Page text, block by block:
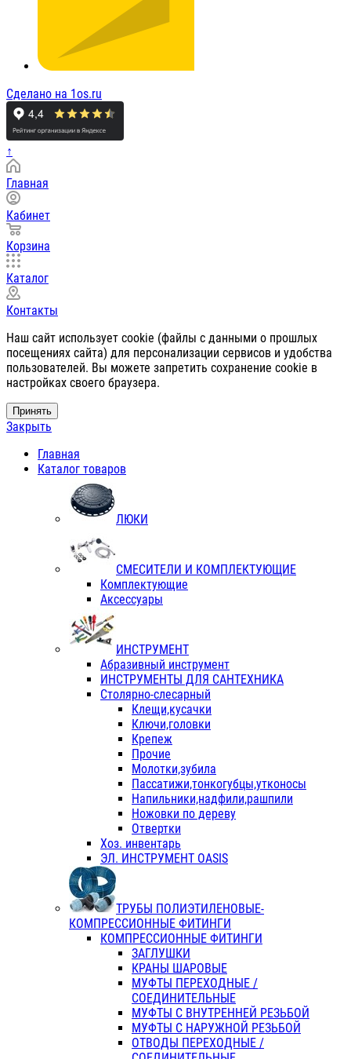
Сделано на 1os.ru
↑
Главная
Кабинет
Корзина
Каталог
Контакты
Наш сайт использует cookie (файлы с данными о прошлых
посещениях сайта) для персонализации сервисов и удобства
пользователей. Вы можете запретить сохранение cookie в
настройках своего браузера.
Принять
Закрыть
Главная
Каталог товаров
ЛЮКИ
СМЕСИТЕЛИ И КОМПЛЕКТУЮЩИЕ
Комплектующие
Аксессуары
ИНСТРУМЕНТ
Абразивный инструмент
ИНСТРУМЕНТЫ ДЛЯ САНТЕХНИКА
Столярно-слесарный
Клещи,кусачки
Ключи,головки
Крепеж
Прочие
Молотки,зубила
Пассатижи,тонкогубцы,утконосы
Напильники,надфили,рашпили
Ножовки по дереву
Отвертки
Хоз. инвентарь
ЭЛ. ИНСТРУМЕНТ OASIS
ТРУБЫ ПОЛИЭТИЛЕНОВЫЕ-
КОМПРЕССИОННЫЕ ФИТИНГИ
КОМПРЕССИОННЫЕ ФИТИНГИ
ЗАГЛУШКИ
КРАНЫ ШАРОВЫЕ
МУФТЫ ПЕРЕХОДНЫЕ /
СОЕДИНИТЕЛЬНЫЕ
МУФТЫ С ВНУТРЕННЕЙ РЕЗЬБОЙ
МУФТЫ С НАРУЖНОЙ РЕЗЬБОЙ
ОТВОДЫ ПЕРЕХОДНЫЕ /